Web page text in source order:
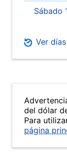
Sábado
Ver
del dólar
Para
página